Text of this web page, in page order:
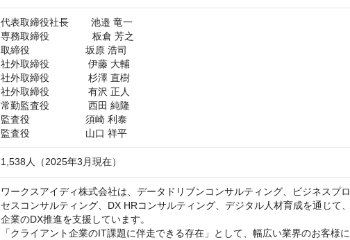
代表取締役社長        池邉 竜一
専務取締役　　　     板倉 芳之
取締役                    坂原 浩司
社外取締役              伊藤 大輔
社外取締役              杉澤 直樹
社外取締役              有沢 正人
常勤監査役              西田 純隆
監査役                    須崎 利泰
監査役                    山口 祥平
1,538人（2025年3月現在）
ワークスアイディ株式会社は、データドリブンコンサルティング、ビジネスプロ
セスコンサルティング、DX HRコンサルティング、デジタル人材育成を通じて、
企業のDX推進を支援しています。
「クライアント企業のIT課題に伴走できる存在」として、幅広い業界のお客様に